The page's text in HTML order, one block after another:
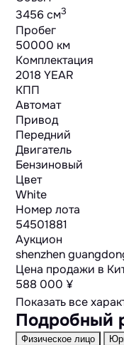
3456 cм3
Пробег
50000 км
Комплектация
2018 YEAR
КПП
Автомат
Привод
Передний
Двигатель
Бензиновый
Цвет
White
Номер лота
54501881
Аукцион
shenzhen
Цена продажи в
588 000 ¥
Показать все
Подробный
Физическое лицо